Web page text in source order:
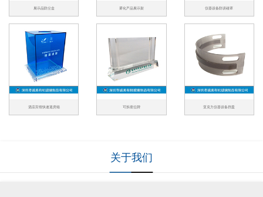
展示品防尘盒 雾化产品展示架 仪器设备防误碰罩
酒店宾馆快速退房箱 可拆座位牌 亚克力仪器设备挡盖
关于我们